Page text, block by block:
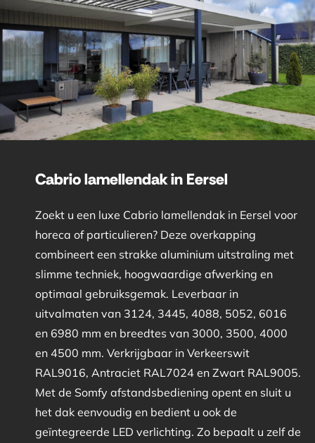
Cabrio lamellendak in Eersel
Zoekt u een luxe Cabrio lamellendak in Eersel voor
horeca of particulieren? Deze overkapping
combineert een strakke aluminium uitstraling met
slimme techniek, hoogwaardige afwerking en
optimaal gebruiksgemak. Leverbaar in
uitvalmaten van 3124, 3445, 4088, 5052, 6016
en 6980 mm en breedtes van 3000, 3500, 4000
en 4500 mm. Verkrijgbaar in Verkeerswit
RAL9016, Antraciet RAL7024 en Zwart RAL9005.
Met de Somfy afstandsbediening opent en sluit u
het dak eenvoudig en bedient u ook de
geïntegreerde LED verlichting. Zo bepaalt u zelf de